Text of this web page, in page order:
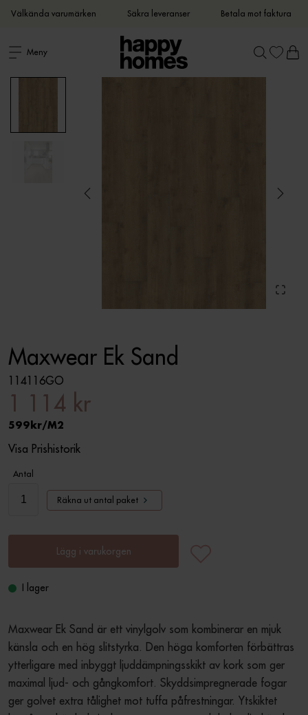
Välkända varumärken Säkra leveranser Betala mot faktura
Meny
Maxwear Ek Sand
114116GO
1 114 kr
599 M2
Visa Prishistorik
Antal
Räkna ut antal paket
Lägg i varukorgen
I lager
Maxwear Ek Sand är ett vinylgolv som kombinerar en mjuk
känsla och en hög slitstyrka. Den höga komforten förbättras
ytterligare med inbyggt ljuddämpningsskikt av kork som ger
maximal ljud- och gångkomfort. Skyddsimpregnerade fogar
ger golvet extra tålighet mot tuffa påfrestningar. Ytskiktet